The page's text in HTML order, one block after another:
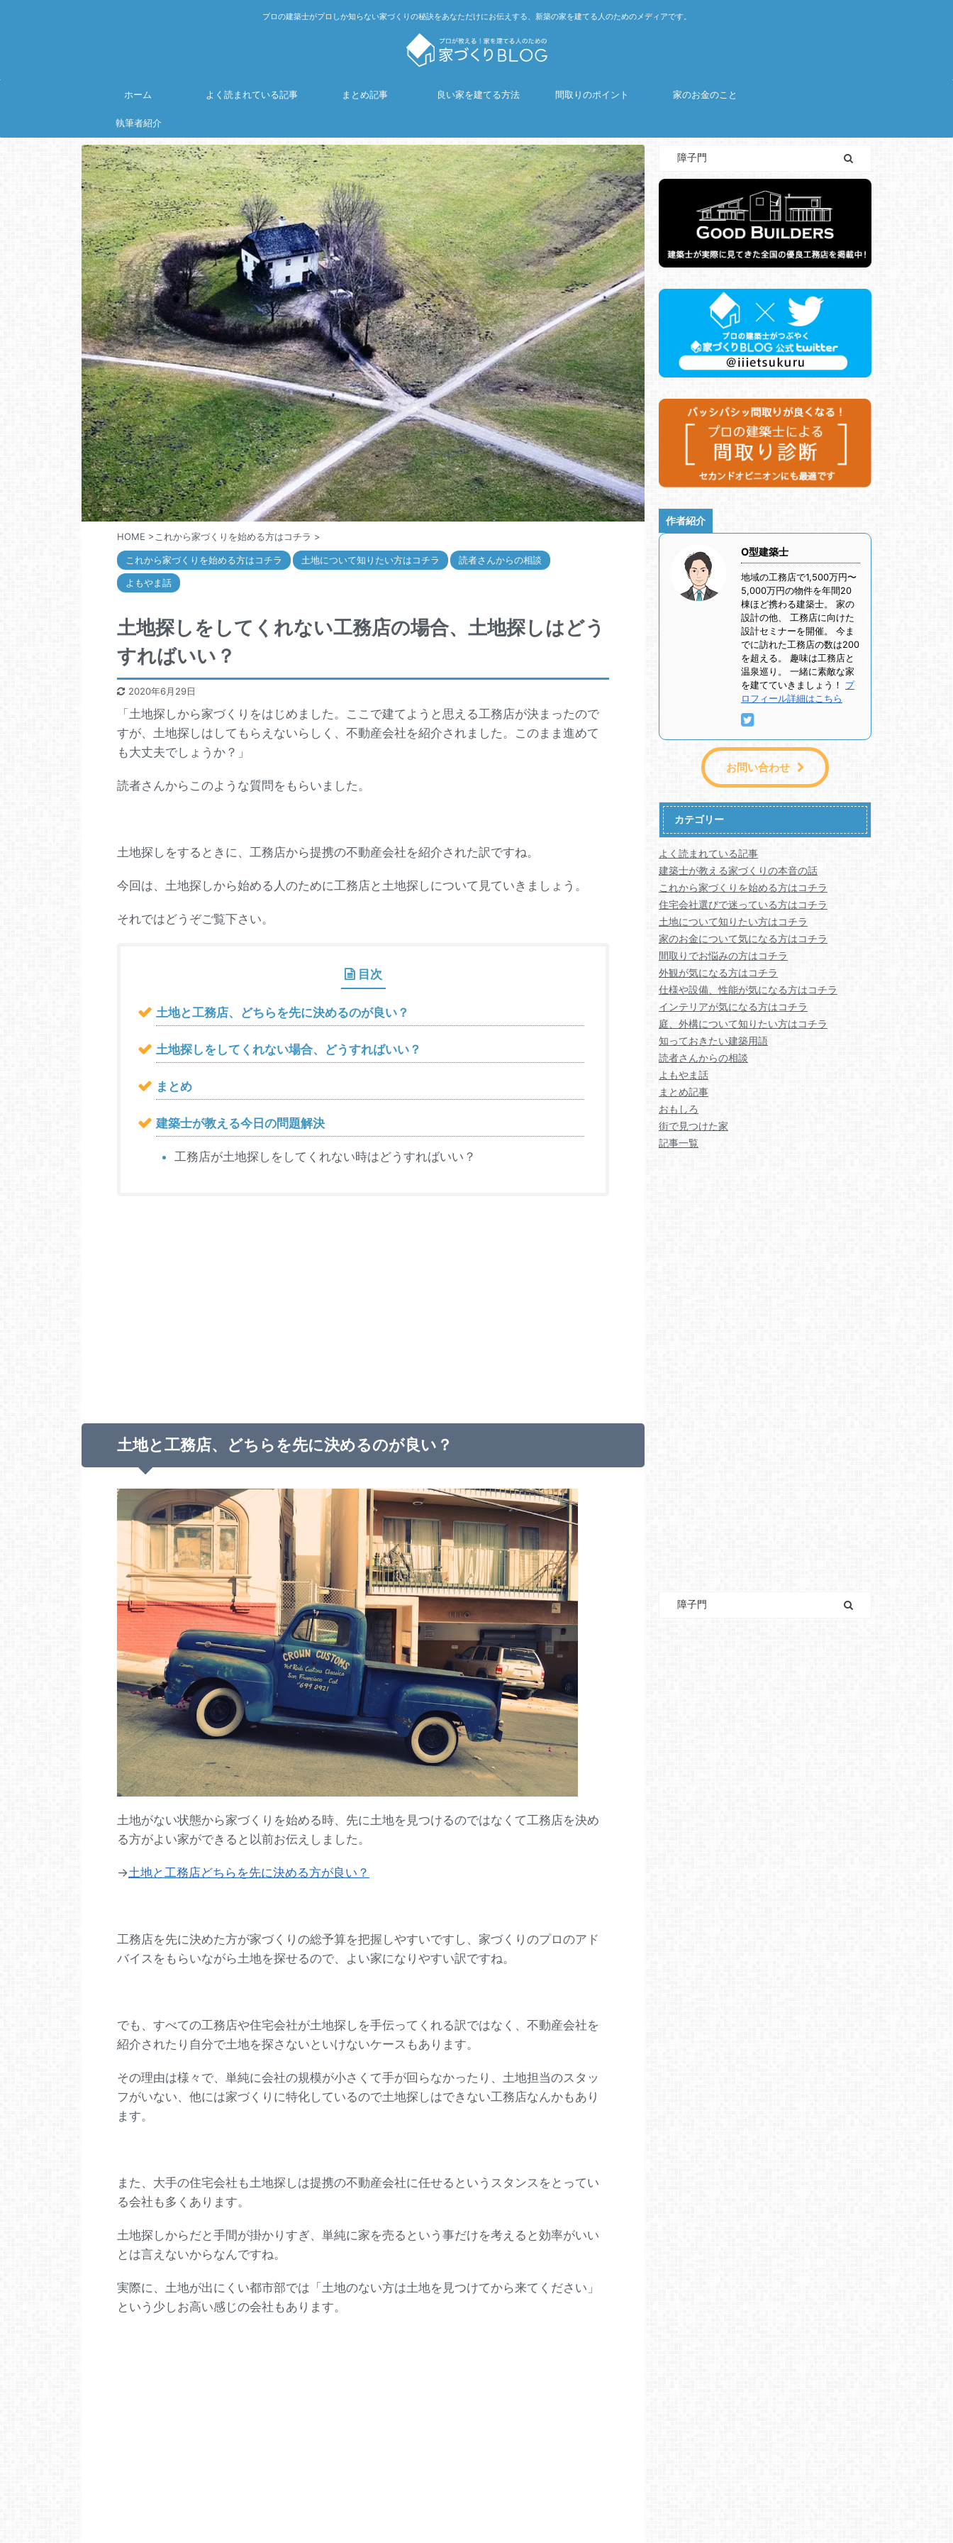
プロの建築士がプロしか知らない家づくりの秘訣をあなただけにお伝えする、新築の家を建てる人のためのメディアです。
ホーム よく読まれている記事 まとめ記事 良い家を建てる方法 間取りのポイント 家のお金のこと
執筆者紹介
HOME > これから家づくりを始める方はコチラ >
これから家づくりを始める方はコチラ 土地について知りたい方はコチラ
読者さんからの相談
よもやま話
土地探しをしてくれない工務店の場合、土地探しはどう
すればいい？
2020年6月29日
「土地探しから家づくりをはじめました。ここで建てようと思える工務店が決まったので
すが、土地探しはしてもらえないらしく、不動産会社を紹介されました。このまま進めて
も大丈夫でしょうか？」
読者さんからこのような質問をもらいました。
土地探しをするときに、工務店から提携の不動産会社を紹介された訳ですね。
今回は、土地探しから始める人のために工務店と土地探しについて見ていきましょう。
それではどうぞご覧下さい。
目次
土地と工務店、どちらを先に決めるのが良い？
土地探しをしてくれない場合、どうすればいい？
まとめ
建築士が教える今日の問題解決
工務店が土地探しをしてくれない時はどうすればいい？
土地と工務店、どちらを先に決めるのが良い？
土地がない状態から家づくりを始める時、先に土地を見つけるのではなくて工務店を決め
る方がよい家ができると以前お伝えしました。
→土地と工務店どちらを先に決める方が良い？
工務店を先に決めた方が家づくりの総予算を把握しやすいですし、家づくりのプロのアド
バイスをもらいながら土地を探せるので、よい家になりやすい訳ですね。
でも、すべての工務店や住宅会社が土地探しを手伝ってくれる訳ではなく、不動産会社を
紹介されたり自分で土地を探さないといけないケースもあります。
その理由は様々で、単純に会社の規模が小さくて手が回らなかったり、土地担当のスタッ
フがいない、他には家づくりに特化しているので土地探しはできない工務店なんかもあり
ます。
また、大手の住宅会社も土地探しは提携の不動産会社に任せるというスタンスをとってい
る会社も多くあります。
土地探しからだと手間が掛かりすぎ、単純に家を売るという事だけを考えると効率がいい
とは言えないからなんですね。
実際に、土地が出にくい都市部では「土地のない方は土地を見つけてから来てください」
という少しお高い感じの会社もあります。
作者紹介
O型建築士
地域の工務店で1,500万円〜
5,000万円の物件を年間20
棟ほど携わる建築士。 家の
設計の他、 工務店に向けた
設計セミナーを開催。 今ま
でに訪れた工務店の数は200
を超える。 趣味は工務店と
温泉巡り。 一緒に素敵な家
を建てていきましょう！ プ
ロフィール詳細はこちら
お問い合わせ
カテゴリー
よく読まれている記事
建築士が教える家づくりの本音の話
これから家づくりを始める方はコチラ
住宅会社選びで迷っている方はコチラ
土地について知りたい方はコチラ
家のお金について気になる方はコチラ
間取りでお悩みの方はコチラ
外観が気になる方はコチラ
仕様や設備、性能が気になる方はコチラ
インテリアが気になる方はコチラ
庭、外構について知りたい方はコチラ
知っておきたい建築用語
読者さんからの相談
よもやま話
まとめ記事
おもしろ
街で見つけた家
記事一覧